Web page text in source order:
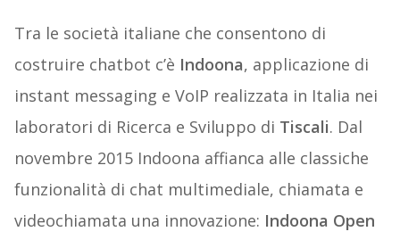
Tra le società italiane che consentono di
costruire chatbot c’è Indoona, applicazione di
instant messaging e VoIP realizzata in Italia nei
laboratori di Ricerca e Sviluppo di Tiscali. Dal
novembre 2015 Indoona affianca alle classiche
funzionalità di chat multimediale, chiamata e
videochiamata una innovazione: Indoona Open